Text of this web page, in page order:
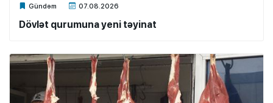
Gündəm 07.08.2026
Xalq.Online
Dövlət qurumuna yeni təyinat